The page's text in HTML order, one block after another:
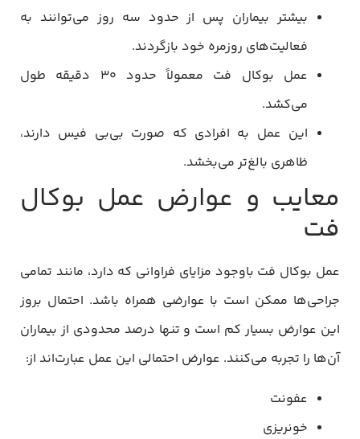
بیشتر بیماران پس از حدود سه روز می‌توانند به
فعالیت‌های روزمره خود بازگردند.
عمل بوکال فت معمولاً حدود 30 دقیقه طول
می‌کشد.
این عمل به افرادی که صورت بی‌بی فیس دارند،
ظاهری بالغ‌تر می‌بخشد.
معایب و عوارض عمل بوکال
فت
عمل بوکال فت باوجود مزایای فراوانی که دارد، مانند تمامی
جراحی‌ها ممکن است با عوارضی همراه باشد. احتمال بروز
این عوارض بسیار کم است و تنها درصد محدودی از بیماران
آن‌ها را تجربه می‌کنند. عوارض احتمالی این عمل عبارت‌اند از:
عفونت
خونریزی